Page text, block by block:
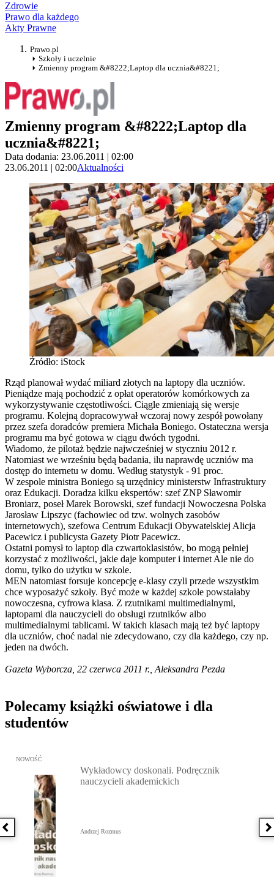
Zdrowie
Prawo dla każdego
Akty Prawne
Prawo.pl
Szkoły i uczelnie
Zmienny program &#8222;Laptop dla ucznia&#8221;
Zmienny program &#8222;Laptop dla
ucznia&#8221;
Data dodania: 23.06.2011 | 02:00
23.06.2011 | 02:00Aktualności
Źródło: iStock
Rząd planował wydać miliard złotych na laptopy dla uczniów.
Pieniądze mają pochodzić z opłat operatorów komórkowych za
wykorzystywanie częstotliwości. Ciągle zmieniają się wersje
programu. Kolejną dopracowywał wczoraj nowy zespół powołany
przez szefa doradców premiera Michała Boniego. Ostateczna wersja
programu ma być gotowa w ciągu dwóch tygodni.
Wiadomo, że pilotaż będzie najwcześniej w styczniu 2012 r.
Natomiast we wrześniu będą badania, ilu naprawdę uczniów ma
dostęp do internetu w domu. Według statystyk - 91 proc.
W zespole ministra Boniego są urzędnicy ministerstw Infrastruktury
oraz Edukacji. Doradza kilku ekspertów: szef ZNP Sławomir
Broniarz, poseł Marek Borowski, szef fundacji Nowoczesna Polska
Jarosław Lipszyc (fachowiec od tzw. wolnych zasobów
internetowych), szefowa Centrum Edukacji Obywatelskiej Alicja
Pacewicz i publicysta Gazety Piotr Pacewicz.
Ostatni pomysł to laptop dla czwartoklasistów, bo mogą pełniej
korzystać z możliwości, jakie daje komputer i internet Ale nie do
domu, tylko do użytku w szkole.
MEN natomiast forsuje koncepcję e-klasy czyli przede wszystkim
chce wyposażyć szkoły. Być może w każdej szkole powstałaby
nowoczesna, cyfrowa klasa. Z rzutnikami multimedialnymi,
laptopami dla nauczycieli do obsługi rzutników albo
multimedialnymi tablicami. W takich klasach mają też być laptopy
dla uczniów, choć nadal nie zdecydowano, czy dla każdego, czy np.
jeden na dwóch.
Gazeta Wyborcza, 22 czerwca 2011 r., Aleksandra Pezda
Polecamy książki oświatowe i dla
studentów
Poprzednia książka
Przejdź do: Wykładowcy doskonali. Podręcznik nauczycieli
NOWOŚĆ
Wykładowcy doskonali. Podręcznik
nauczycieli akademickich
Andrzej Rozmus